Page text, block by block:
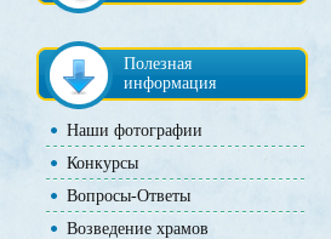
Полезная
информация
Наши фотографии
Конкурсы
Вопросы-Ответы
Возведение храмов